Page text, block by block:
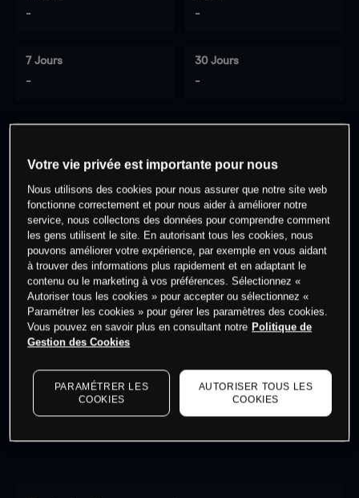
- -
7 Jours
-
30 Jours
-
cet actif
Commencez à trader
Les prix sont indicatifs.Connectez-vous pour voir les
dernières données du marché.
Votre vie privée est importante pour nous
Nous utilisons des cookies pour nous assurer que notre site web
fonctionne correctement et pour nous aider à améliorer notre
service, nous collectons des données pour comprendre comment
les gens utilisent le site. En autorisant tous les cookies, nous
pouvons améliorer votre expérience, par exemple en vous aidant
à trouver des informations plus rapidement et en adaptant le
contenu ou le marketing à vos préférences. Sélectionnez «
Autoriser tous les cookies » pour accepter ou sélectionnez «
Paramétrer les cookies » pour gérer les paramètres des cookies.
Vous pouvez en savoir plus en consultant notre Politique de
Gestion des Cookies
PARAMÉTRER LES
COOKIES
AUTORISER TOUS LES
COOKIES